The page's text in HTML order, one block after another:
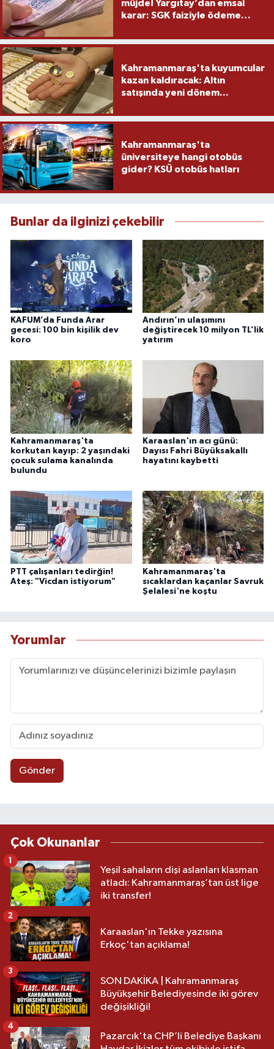
müjde! Yargıtay’dan emsal
karar: SGK faiziyle ödeme
Kahramanmaraş'ta kuyumcular
kazan kaldıracak: Altın
satışında yeni dönem...
Kahramanmaraş'ta
üniversiteye hangi otobüs
gider? KSÜ otobüs hatları
Bunlar da ilginizi çekebilir
KAFUM’da Funda Arar
gecesi: 100 bin kişilik dev
koro
Andırın’ın ulaşımını
değiştirecek 10 milyon TL’lik
yatırım
Kahramanmaraş'ta
korkutan kayıp: 2 yaşındaki
çocuk sulama kanalında
bulundu
Karaaslan'ın acı günü:
Dayısı Fahri Büyüksakallı
hayatını kaybetti
PTT çalışanları tedirğin!
Ateş: "Vicdan istiyorum"
Kahramanmaraş'ta
sıcaklardan kaçanlar Savruk
Şelalesi'ne koştu
Yorumlar
Gönder
Çok Okunanlar
Yeşil sahaların dişi aslanları klasman
atladı: Kahramanmaraş’tan üst lige
iki transfer!
1
Karaaslan'ın Tekke yazısına
Erkoç'tan açıklama!
2
SON DAKİKA | Kahramanmaraş
Büyükşehir Belediyesinde iki görev
değişikliği!
3
Pazarcık'ta CHP’li Belediye Başkanı
4